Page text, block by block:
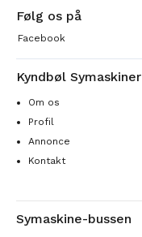
Følg os på
Facebook
Kyndbøl Symaskiner
Om os
Profil
Annonce
Kontakt
Symaskine-bussen